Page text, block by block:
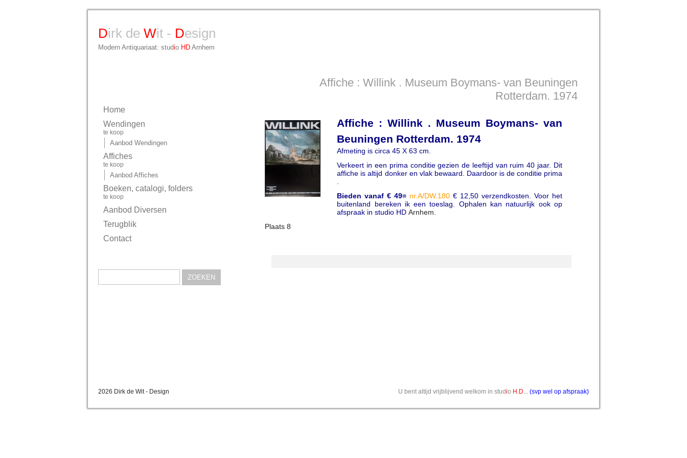
Dirk de Wit - Design
Modern Antiquariaat: studio HD Arnhem
Affiche : Willink . Museum Boymans- van Beuningen
Rotterdam. 1974
Affiche : Willink . Museum Boymans- van
Beuningen Rotterdam. 1974
Afmeting is circa 45 X 63 cm.
Verkeert in een prima conditie gezien de leeftijd van ruim 40 jaar. Dit
affiche is altijd donker en vlak bewaard. Daardoor is de conditie prima
Bieden vanaf € 49= nr.A/DW.180 € 12,50 verzendkosten. Voor het
buitenland bereken ik een toeslag. Ophalen kan natuurlijk ook op
afspraak in studio HD Arnhem.
Plaats 8
Home
Wendingen
te koop
Aanbod Wendingen
Affiches
te koop
Aanbod Affiches
Boeken, catalogi, folders
te koop
Aanbod Diversen
Terugblik
Contact
naar:
2026 Dirk de Wit - Design U bent altijd vrijblijvend welkom in studio H.D... (svp wel op afspraak)